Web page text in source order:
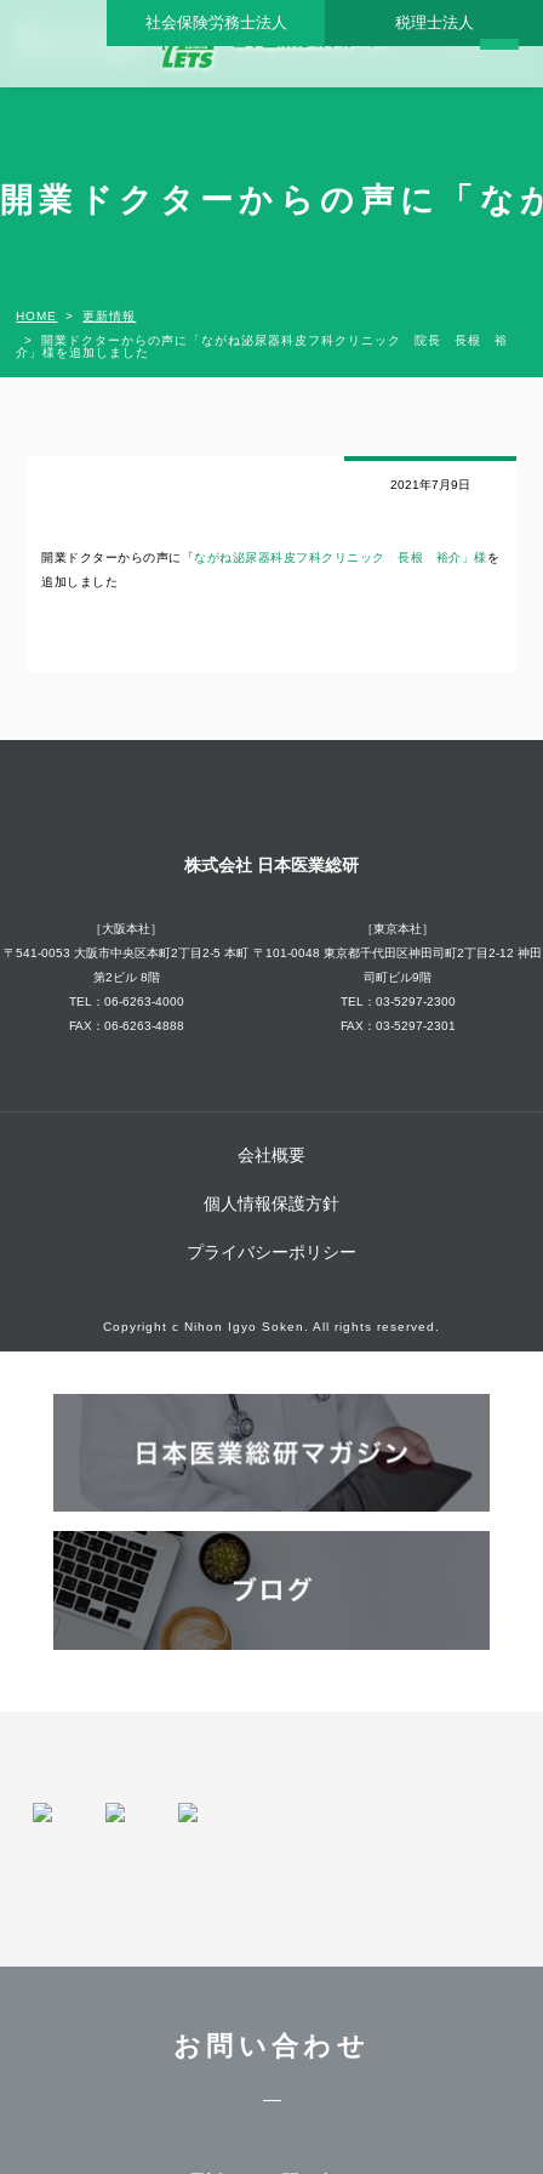
開業ドクターからの声に「ながね泌尿器科皮フ科クリニック 院長 長根 裕介」様を追
加しました - 日本医業総研グループ |日本医業総研｜医院開業・承継・クリニック経営
社会保険労務士法人 税理士法人
開業ドクターからの声に「
HOME
更新情報
開業ドクターからの声に「ながね泌尿器科皮フ科クリニック 院長 長根 裕
介」様を追加しました
2021年7月9日
開業ドクターからの声に「ながね泌尿器科皮フ科クリニック 長根 裕介」様を
追加しました
株式会社 日本医業総研
［大阪本社］
〒541-0053 大阪市中央区本町2丁目2-5 本町
第2ビル 8階
TEL：06-6263-4000
FAX：06-6263-4888
［東京本社］
〒101-0048 東京都千代田区神田司町2丁目2-12 神田
司町ビル9階
TEL：03-5297-2300
FAX：03-5297-2301
会社概要
個人情報保護方針
プライバシーポリシー
Copyright c Nihon Igyo Soken. All rights reserved.
お問い合わせ